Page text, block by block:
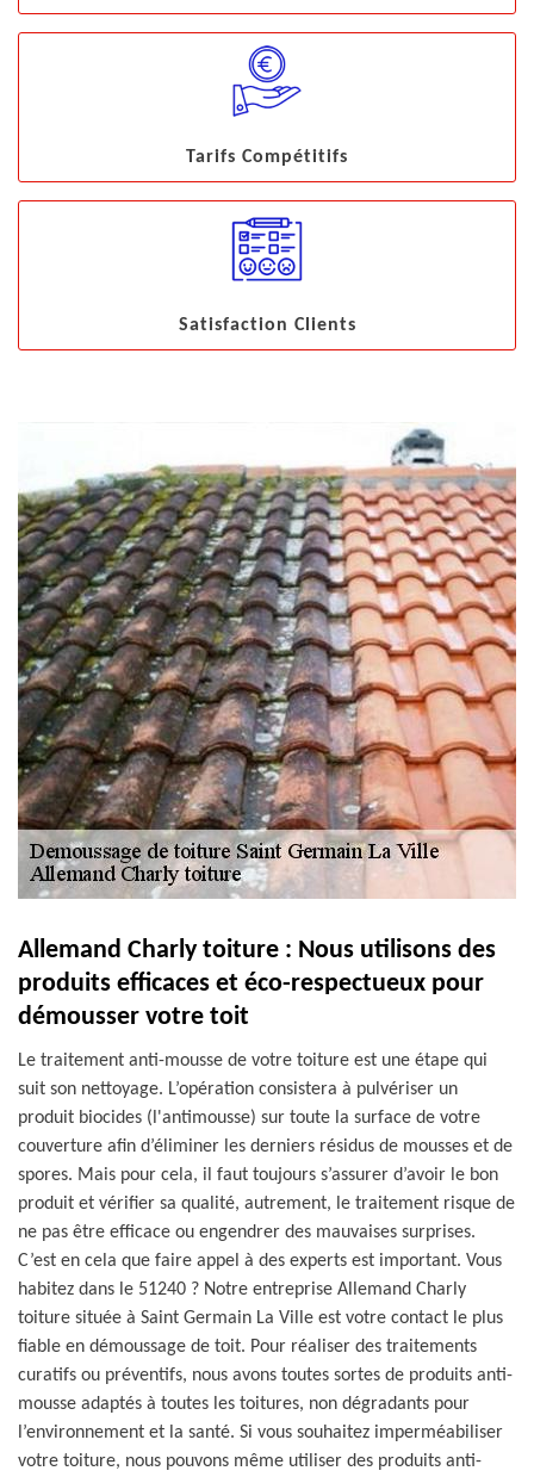
Tarifs Compétitifs
Satisfaction Clients
Allemand Charly toiture : Nous utilisons des
produits efficaces et éco-respectueux pour
démousser votre toit
Le traitement anti-mousse de votre toiture est une étape qui
suit son nettoyage. L’opération consistera à pulvériser un
produit biocides (l'antimousse) sur toute la surface de votre
couverture afin d’éliminer les derniers résidus de mousses et de
spores. Mais pour cela, il faut toujours s’assurer d’avoir le bon
produit et vérifier sa qualité, autrement, le traitement risque de
ne pas être efficace ou engendrer des mauvaises surprises.
C’est en cela que faire appel à des experts est important. Vous
habitez dans le 51240 ? Notre entreprise Allemand Charly
toiture située à Saint Germain La Ville est votre contact le plus
fiable en démoussage de toit. Pour réaliser des traitements
curatifs ou préventifs, nous avons toutes sortes de produits anti-
mousse adaptés à toutes les toitures, non dégradants pour
l’environnement et la santé. Si vous souhaitez imperméabiliser
votre toiture, nous pouvons même utiliser des produits anti-